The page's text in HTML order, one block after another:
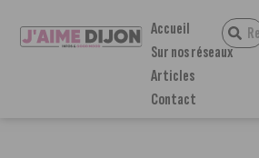
Accueil
Sur nos réseaux
Articles
Contact